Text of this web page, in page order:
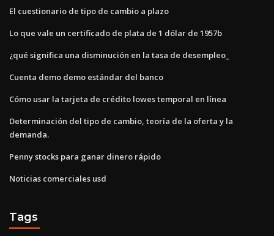
El cuestionario de tipo de cambio a plazo
Lo que vale un certificado de plata de 1 dólar de 1957b
¿qué significa una disminución en la tasa de desempleo_
Cuenta demo demo estándar del banco
Cómo usar la tarjeta de crédito lowes temporal en línea
Determinación del tipo de cambio, teoría de la oferta y la
demanda.
Penny stocks para ganar dinero rápido
Noticias comerciales usd
Tags